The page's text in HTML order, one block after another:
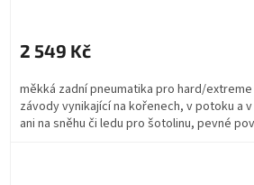
2 549 Kč
měkká zadní pneumatika pro hard/
závody vynikající na kořenech, v potoku a
ani na sněhu či ledu pro šotolinu, pevné